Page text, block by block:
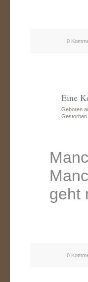
0
Eine
Geboren
Gestorben
geht
0